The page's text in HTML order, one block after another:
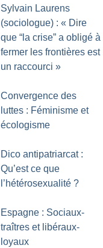
Sylvain Laurens
(sociologue) : « Dire
que “la crise” a obligé à
fermer les frontières est
un raccourci »
Convergence des
luttes : Féminisme et
écologisme
Dico antipatriarcat :
Qu’est ce que
l’hétérosexualité ?
Espagne : Sociaux-
traîtres et libéraux-
loyaux